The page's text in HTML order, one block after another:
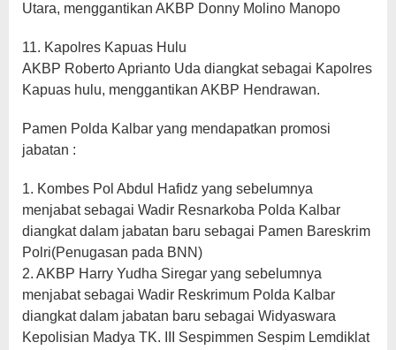
Utara, menggantikan AKBP Donny Molino Manopo
11. Kapolres Kapuas Hulu
AKBP Roberto Aprianto Uda diangkat sebagai Kapolres
Kapuas hulu, menggantikan AKBP Hendrawan.
Pamen Polda Kalbar yang mendapatkan promosi
jabatan :
1. Kombes Pol Abdul Hafidz yang sebelumnya
menjabat sebagai Wadir Resnarkoba Polda Kalbar
diangkat dalam jabatan baru sebagai Pamen Bareskrim
Polri(Penugasan pada BNN)
2. AKBP Harry Yudha Siregar yang sebelumnya
menjabat sebagai Wadir Reskrimum Polda Kalbar
diangkat dalam jabatan baru sebagai Widyaswara
Kepolisian Madya TK. III Sespimmen Sespim Lemdiklat